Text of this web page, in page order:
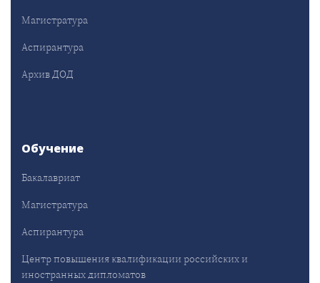
Магистратура
Аспирантура
Архив ДОД
Обучение
Бакалавриат
Магистратура
Аспирантура
Центр повышения квалификации российских и
иностранных дипломатов